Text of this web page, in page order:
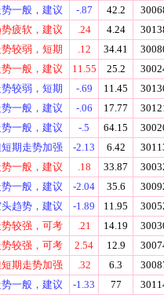
一般，建议 -.87 42.2
疲软，建议 .24 4.24
较弱，短期 .12 34.41
一般，建议 11.55 25.2
较弱，短期 -.69 11.45
一般，建议 -.06 17.77
一般，建议 -.5 64.15
期走势加强 -2.13 6.42
一般，建议 .18 33.87
一般，建议 -2.04 35.6
趋势，建议 -1.89 11.95
较强，可考 .21 14.19
较强，可考 2.54 12.9
期走势加强 .32 6.3
一般，建议 -1.33 77